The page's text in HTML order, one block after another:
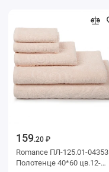
159.20 ₽
Romance ПЛ-125.01-04353
Полотенце 40*60 цв.12-